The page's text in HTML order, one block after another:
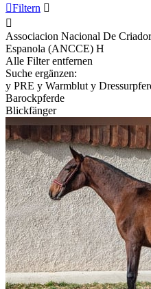
Filtern 

Associacion Nacional De
Espanola (ANCCE) H
Alle Filter entfernen
Suche ergänzen:
y PRE y Warmblut y
Barockpferde
Blickfänger